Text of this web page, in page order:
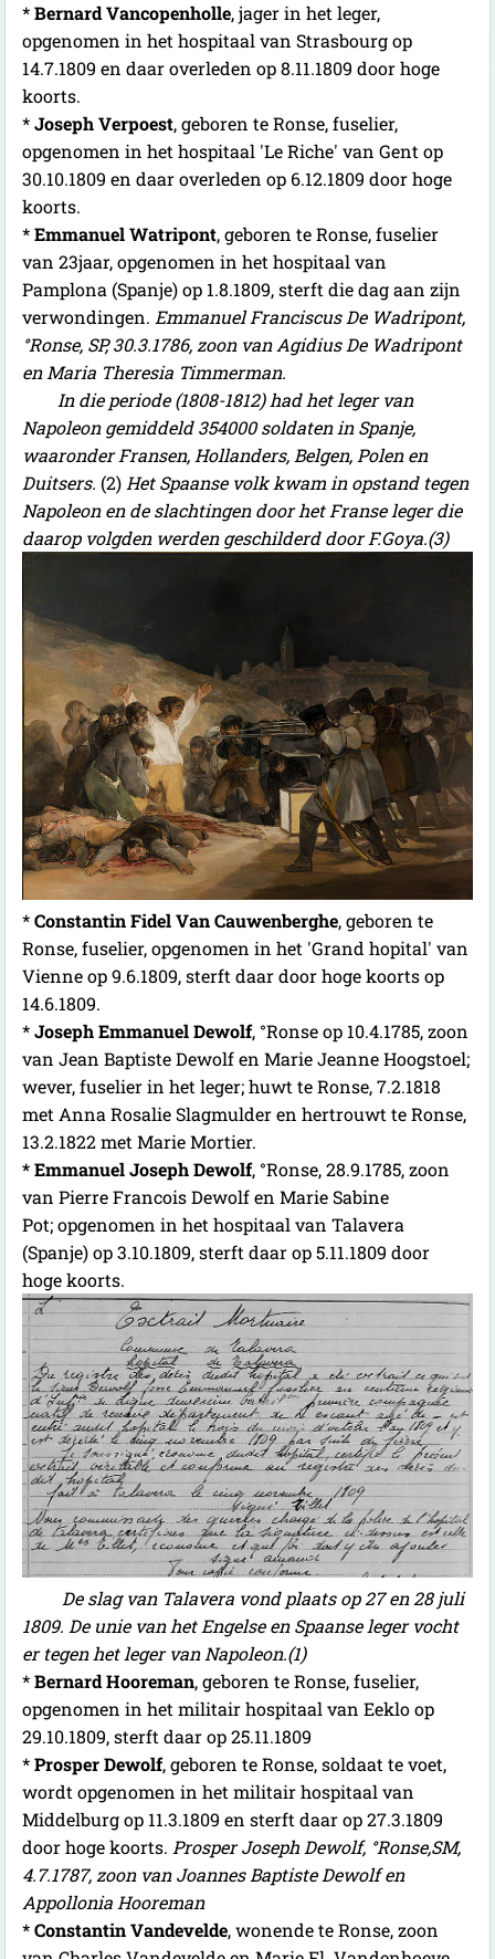
*Bernard Vancopenholle, jager in het leger,
opgenomen in het hospitaal van Strasbourg op
14.7.1809 en daar overleden op 8.11.1809 door hoge
koorts.
*Joseph Verpoest, geboren te Ronse, fuselier,
opgenomen in het hospitaal 'Le Riche' van Gent op
30.10.1809 en daar overleden op 6.12.1809 door hoge
koorts.
*Emmanuel Watripont, geboren te Ronse, fuselier
van 23jaar, opgenomen in het hospitaal van
Pamplona (Spanje) op 1.8.1809, sterft die dag aan zijn
verwondingen. Emmanuel Franciscus De Wadripont,
°Ronse, SP, 30.3.1786, zoon van Agidius De Wadripont
en Maria Theresia Timmerman.
In die periode (1808-1812) had het leger van
Napoleon gemiddeld 354000 soldaten in Spanje,
waaronder Fransen, Hollanders, Belgen, Polen en
Duitsers. (2) Het Spaanse volk kwam in opstand tegen
Napoleon en de slachtingen door het Franse leger die
daarop volgden werden geschilderd door F.Goya.(3)
*Constantin Fidel Van Cauwenberghe, geboren te
Ronse, fuselier, opgenomen in het 'Grand hopital' van
Vienne op 9.6.1809, sterft daar door hoge koorts op
14.6.1809.
*Joseph Emmanuel Dewolf, °Ronse op 10.4.1785, zoon
van Jean Baptiste Dewolf en Marie Jeanne Hoogstoel;
wever, fuselier in het leger; huwt te Ronse, 7.2.1818
met Anna Rosalie Slagmulder en hertrouwt te Ronse,
13.2.1822 met Marie Mortier.
* Emmanuel Joseph Dewolf, °Ronse, 28.9.1785, zoon
van Pierre Francois Dewolf en Marie Sabine
Pot;opgenomen in het hospitaal van Talavera
(Spanje) op 3.10.1809, sterft daar op 5.11.1809 door
hoge koorts.
De slag van Talavera vond plaats op 27 en 28 juli
1809. De unie van het Engelse en Spaanse leger vocht
er tegen het leger van Napoleon.(1)
*Bernard Hooreman, geboren te Ronse, fuselier,
opgenomen in het militair hospitaal van Eeklo op
29.10.1809, sterft daar op 25.11.1809
*Prosper Dewolf, geboren te Ronse, soldaat te voet,
wordt opgenomen in het militair hospitaal van
Middelburg op 11.3.1809 en sterft daar op 27.3.1809
door hoge koorts. Prosper Joseph Dewolf, °Ronse,SM,
4.7.1787, zoon van Joannes Baptiste Dewolf en
Appollonia Hooreman
*Constantin Vandevelde, wonende te Ronse, zoon